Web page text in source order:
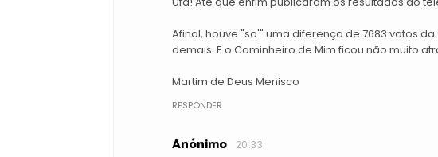
Afinal, houve "so'" uma diferença de 7683 votos
demais. E o Caminheiro de Mim ficou não muito
Martim de Deus Menisco
RESPONDER
Anónimo 20:33